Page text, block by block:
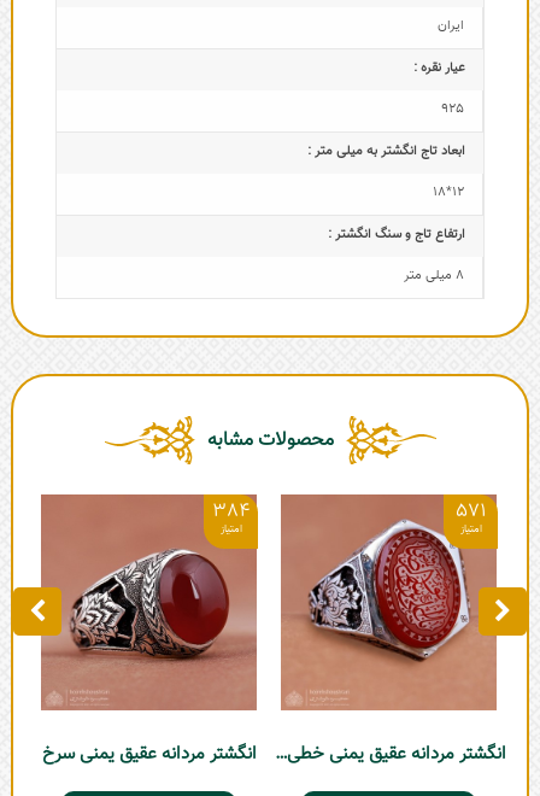
ایران
عیار نقره :
925
ابعاد تاج‌ انگشتر به میلی متر :
12*18
ارتفاع تاج و سنگ انگشتر :
8 میلی متر
محصولات مشابه
571
انگشتر مردانه عقیق یمنی خطی سرخ
384
انگشتر مردانه عقیق یمنی سرخ